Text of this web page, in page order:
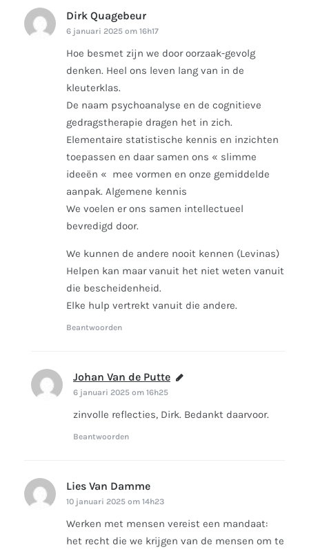
Dirk Quagebeur
6 januari 2025 om 16h17
Hoe besmet zijn we door oorzaak-gevolg
denken. Heel ons leven lang van in de
kleuterklas.
De naam psychoanalyse en de cognitieve
gedragstherapie dragen het in zich.
Elementaire statistische kennis en inzichten
toepassen en daar samen ons « slimme
ideeën « mee vormen en onze gemiddelde
aanpak. Algemene kennis
We voelen er ons samen intellectueel
bevredigd door.
We kunnen de andere nooit kennen (Levinas)
Helpen kan maar vanuit het niet weten vanuit
die bescheidenheid.
Elke hulp vertrekt vanuit die andere.
Beantwoorden
Johan Van de Putte schreef:
6 januari 2025 om 16h25
zinvolle reflecties, Dirk. Bedankt daarvoor.
Beantwoorden
Lies Van Damme
10 januari 2025 om 14h23
Werken met mensen vereist een mandaat:
het recht die we krijgen van de mensen om te